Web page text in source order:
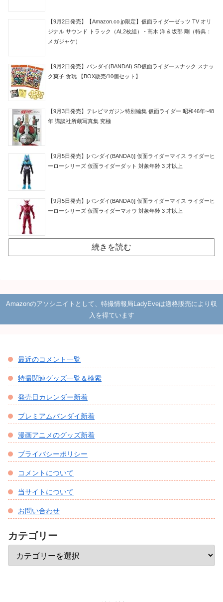
【9月2日発売】【Amazon.co.jp限定】仮面ライダーゼッツ TV オリ
ジナル サウンド トラック（AL2枚組） - 高木 洋 & 坂部 剛（特典：
メガジャケ）
【9月2日発売】バンダイ(BANDAI) SD仮面ライダースナック スナッ
ク菓子 食玩 【BOX販売/10個セット】
【9月3日発売】テレビマガジン特別編集 仮面ライダー 昭和46年~48
年 講談社所蔵写真集 究極
【9月5日発売】[バンダイ(BANDAI)] 仮面ライダーマイス ライダーヒ
ーローシリーズ 仮面ライダーダット 対象年齢 3 才以上
【9月5日発売】[バンダイ(BANDAI)] 仮面ライダーマイス ライダーヒ
ーローシリーズ 仮面ライダーマオウ 対象年齢 3 才以上
続きを読む
Amazonのアソシエイトとして、特撮情報局LadyEveは適格販売により収
入を得ています
最近のコメント一覧
特撮関連グッズ一覧＆検索
発売日カレンダー新着
プレミアムバンダイ新着
漫画アニメのグッズ新着
プライバシーポリシー
コメントについて
当サイトについて
お問い合わせ
カテゴリー